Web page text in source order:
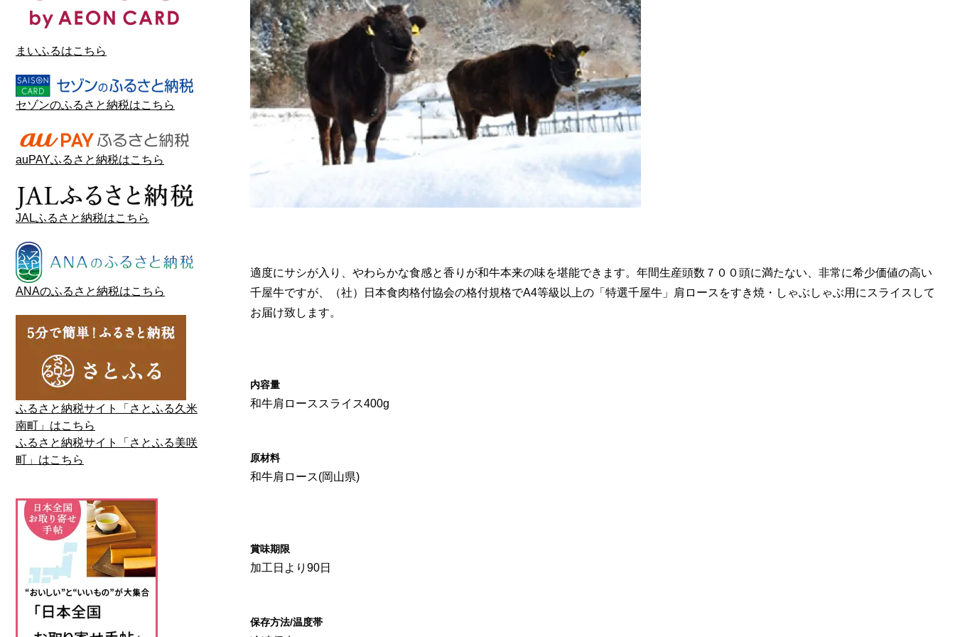
まいふるはこちら
セゾンのふるさと納税はこちら
auPAYふるさと納税はこちら
JALふるさと納税はこちら
ANAのふるさと納税はこちら
ふるさと納税サイト「さとふる久米
南町」はこちら
ふるさと納税サイト「さとふる美咲
町」はこちら
適度にサシが入り、やわらかな食感と香りが和牛本来の味を堪能できます。年間生産頭数７００頭に満たない、非常に希少価値の高い
千屋牛ですが、（社）日本食肉格付協会の格付規格でA4等級以上の「特選千屋牛」肩ロースをすき焼・しゃぶしゃぶ用にスライスして
お届け致します。
内容量
和牛肩ローススライス400g
原材料
和牛肩ロース(岡山県)
賞味期限
加工日より90日
保存方法/温度帯